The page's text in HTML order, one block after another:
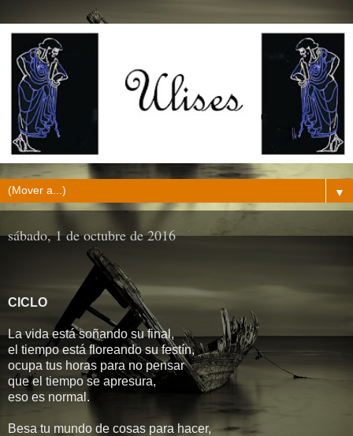
▼
sábado, 1 de octubre de 2016
CICLO
La vida está soñando su final,
el tiempo está floreando su festín,
ocupa tus horas para no pensar
que el tiempo se apresura,
eso es normal.
Besa tu mundo de cosas para hacer,